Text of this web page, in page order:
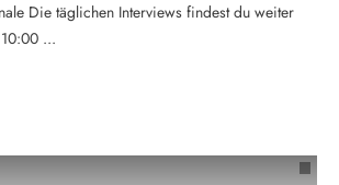
Die täglichen Interviews findest du weiter
...